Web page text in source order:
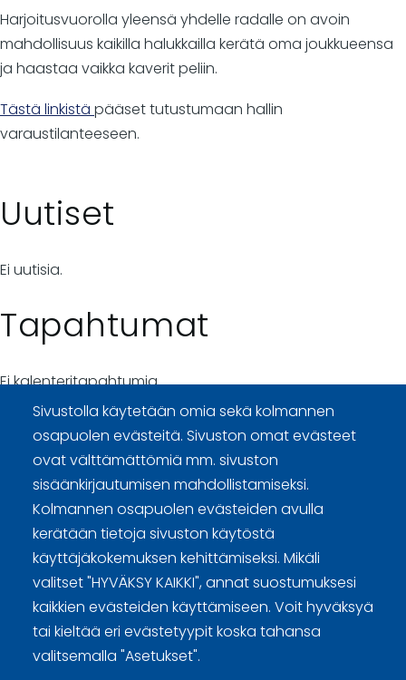
Harjoitusvuorolla yleensä yhdelle radalle on avoin
mahdollisuus kaikilla halukkailla kerätä oma joukkueensa
ja haastaa vaikka kaverit peliin.
Tästä linkistä pääset tutustumaan hallin
varaustilanteeseen.
Uutiset
Ei uutisia.
Tapahtumat
Ei kalenteritapahtumia.
Sivustolla käytetään omia sekä kolmannen
osapuolen evästeitä. Sivuston omat evästeet
ovat välttämättömiä mm. sivuston
sisäänkirjautumisen mahdollistamiseksi.
Kolmannen osapuolen evästeiden avulla
kerätään tietoja sivuston käytöstä
käyttäjäkokemuksen kehittämiseksi. Mikäli
valitset "HYVÄKSY KAIKKI", annat suostumuksesi
kaikkien evästeiden käyttämiseen. Voit hyväksyä
tai kieltää eri evästetyypit koska tahansa
valitsemalla "Asetukset".
Curling Finland
Curling.fi
Curling Finland